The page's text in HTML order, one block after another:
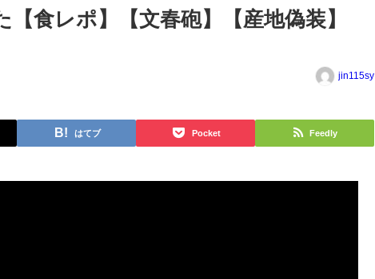
食レポ】【文春砲】【産地偽装】
jin115sy
はてブ Pocket Feedly